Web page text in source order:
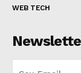
WEB TECH